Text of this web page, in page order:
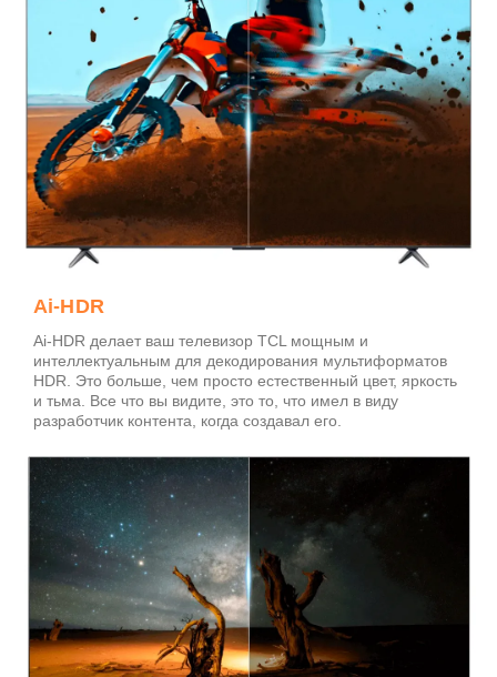
Ai-HDR
Ai-HDR делает ваш телевизор TCL мощным и
интеллектуальным для декодирования мультиформатов
HDR. Это больше, чем просто естественный цвет, яркость
и тьма. Все что вы видите, это то, что имел в виду
разработчик контента, когда создавал его.